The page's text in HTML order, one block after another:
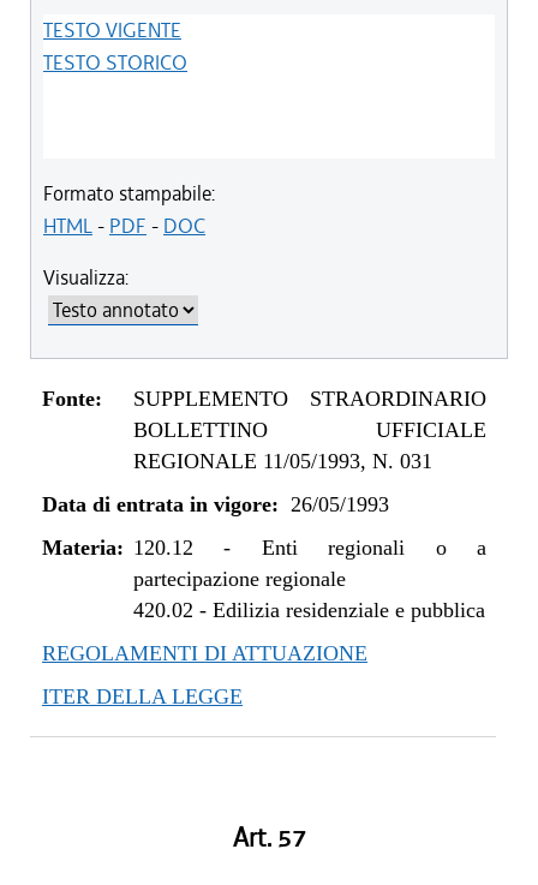
TESTO VIGENTE
TESTO STORICO
Formato stampabile:
HTML- PDF - DOC
Visualizza:
Fonte:
SUPPLEMENTO STRAORDINARIO
BOLLETTINO UFFICIALE
REGIONALE 11/05/1993, N. 031
Data di entrata in vigore: 26/05/1993
Materia: 120.12 - Enti regionali o a
partecipazione regionale
420.02 - Edilizia residenziale e pubblica
REGOLAMENTI DI ATTUAZIONE
ITER DELLA LEGGE
Art. 57